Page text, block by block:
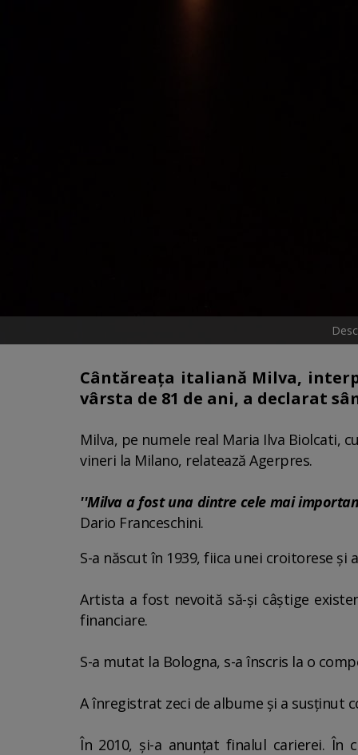
Cântăreaţa italiană Milva,
vârsta de 81 de ani, a declarat
Milva, pe numele real Maria Ilva Biolcati,
vineri la Milano, relatează Agerpres.
''Milva a fost una dintre cele mai
Dario Franceschini.
S-a născut în 1939, fiica unei croitorese
Artista a fost nevoită să-şi câştige
financiare.
S-a mutat la Bologna, s-a înscris la o
A înregistrat zeci de albume şi a susţinut
În 2010, şi-a anunţat finalul carierei. În